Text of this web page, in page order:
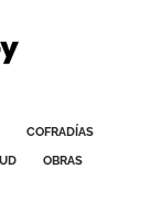
COFRADÍAS
OBRAS